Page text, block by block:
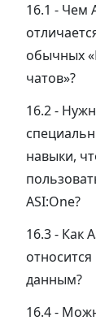
Чем
обычных
чатов»?
навыки,
ASI:One?
Как
данным?